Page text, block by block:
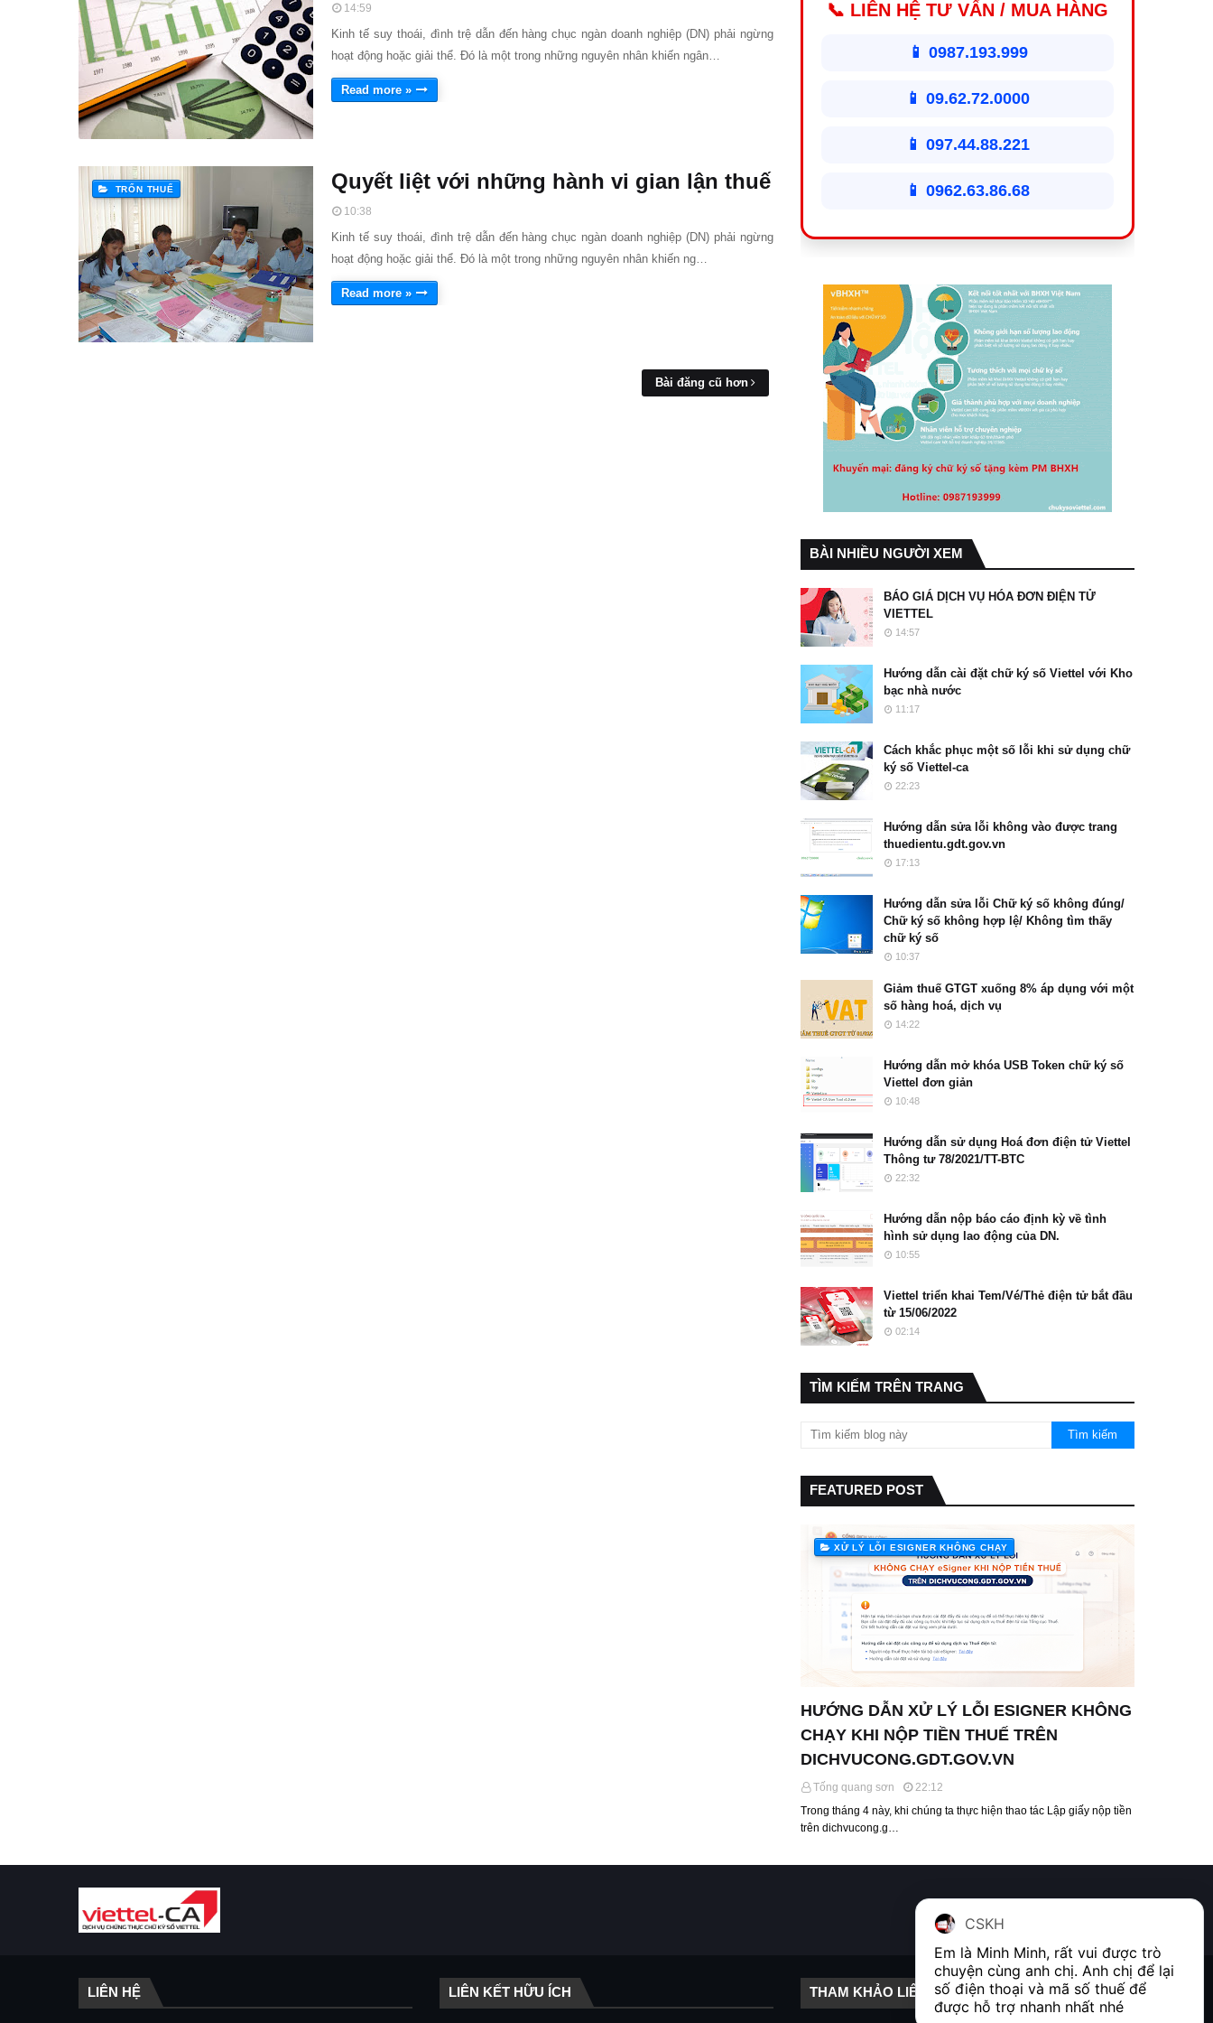
14:59
Kinh tế suy thoái, đình trệ dẫn đến hàng chục ngàn doanh nghiệp (DN) phải ngừng
hoạt động hoặc giải thể. Đó là một trong những nguyên nhân khiến ngân…
Read more »
TRỐN THUẾ Quyết liệt với những hành vi gian lận thuế
10:38
Kinh tế suy thoái, đình trệ dẫn đến hàng chục ngàn doanh nghiệp (DN) phải ngừng
hoạt động hoặc giải thể. Đó là một trong những nguyên nhân khiến ng…
Read more »
Bài đăng cũ hơn
📞 LIÊN HỆ TƯ VẤN / MUA HÀNG
📱 0987.193.999
📱 09.62.72.0000
📱 097.44.88.221
📱 0962.63.86.68
BÀI NHIỀU NGƯỜI XEM
BÁO GIÁ DỊCH VỤ HÓA ĐƠN ĐIỆN TỬ
VIETTEL
14:57
Hướng dẫn cài đặt chữ ký số Viettel với Kho
bạc nhà nước
11:17
Cách khắc phục một số lỗi khi sử dụng chữ
ký số Viettel-ca
22:23
Hướng dẫn sửa lỗi không vào được trang
thuedientu.gdt.gov.vn
17:13
Hướng dẫn sửa lỗi Chữ ký số không đúng/
Chữ ký số không hợp lệ/ Không tìm thấy
chữ ký số
10:37
Giảm thuế GTGT xuống 8% áp dụng với một
số hàng hoá, dịch vụ
14:22
Hướng dẫn mở khóa USB Token chữ ký số
Viettel đơn giản
10:48
Hướng dẫn sử dụng Hoá đơn điện tử Viettel
Thông tư 78/2021/TT-BTC
22:32
Hướng dẫn nộp báo cáo định kỳ về tình
hình sử dụng lao động của DN.
10:55
Viettel triển khai Tem/Vé/Thẻ điện tử bắt đầu
từ 15/06/2022
02:14
TÌM KIẾM TRÊN TRANG
FEATURED POST
XỬ LÝ LỖI ESIGNER KHÔNG CHẠY
HƯỚNG DẪN XỬ LÝ LỖI ESIGNER KHÔNG
CHẠY KHI NỘP TIỀN THUẾ TRÊN
DICHVUCONG.GDT.GOV.VN
Tống quang sơn
22:12
Trong tháng 4 này, khi chúng ta thực hiện thao tác Lập giấy nộp tiền
trên dichvucong.g…
LIÊN HỆ LIÊN KẾT HỮU ÍCH THAM KHẢO LIÊN KẾT
CSKH
Em là Minh Minh, rất vui được trò
chuyện cùng anh chị. Anh chị để lại
số điện thoại và mã số thuế để
được hỗ trợ nhanh nhất nhé